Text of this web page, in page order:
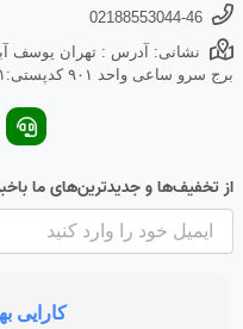
02188553044-46
برج سرو ساعی واحد ۹۰۱ کدپستی:۱۴۳۳۸۹۴۶۳۱
از تخفیف‌ها و جدیدترین‌های ما
کارایی